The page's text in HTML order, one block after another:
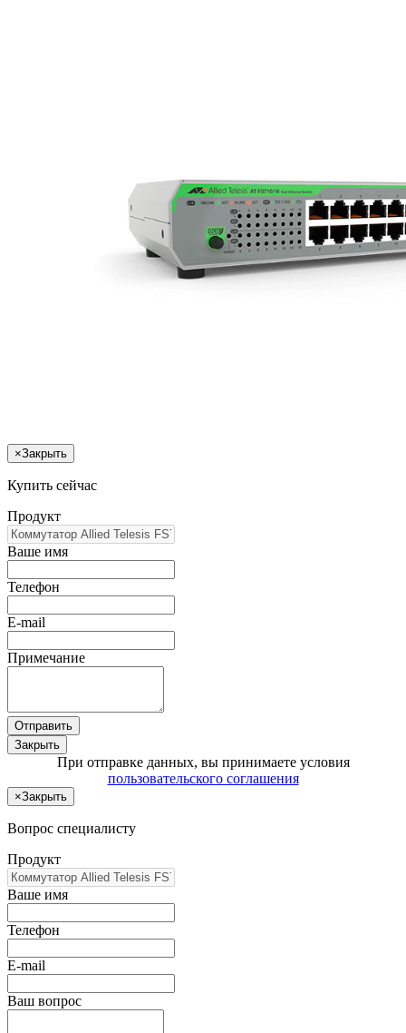
×Закрыть
Купить сейчас
Продукт
Ваше имя
Телефон
E-mail
Примечание
Отправить
Закрыть
При отправке данных, вы принимаете условия
пользовательского соглашения
×Закрыть
Вопрос специалисту
Продукт
Ваше имя
Телефон
E-mail
Ваш вопрос